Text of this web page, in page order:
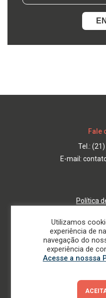
Fale
Tel.:
E-mail:
Política
Utilizamos
experiência de
navegação do
experiência de
Acesse a nosssa